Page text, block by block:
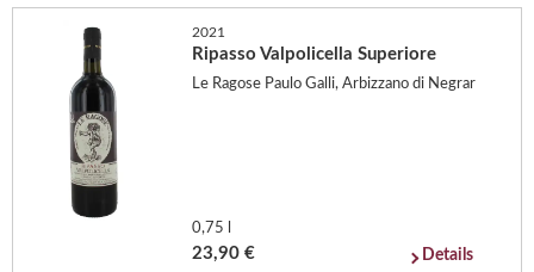
2021
Ripasso Valpolicella Superiore
Le Ragose Paulo Galli, Arbizzano di Negrar
0,75 l
23,90 € Details